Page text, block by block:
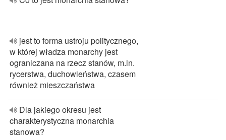
jest to forma ustroju politycznego,
w której władza monarchy jest
ograniczana na rzecz stanów, m.in.
rycerstwa, duchowieństwa, czasem
również mieszczaństwa
Dla jakiego okresu jest
charakterystyczna monarchia
stanowa?